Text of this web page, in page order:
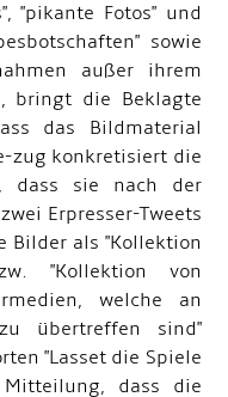
"pikante Fotos" und
sowie
außer ihrem
bringt die Beklagte
das Bildmaterial
zug konkretisiert die
dass sie nach der
Erpresser-Tweets
Bilder als "Kollektion
"Kollektion von
welche an
übertreffen sind"
"Lasset die Spiele
dass die